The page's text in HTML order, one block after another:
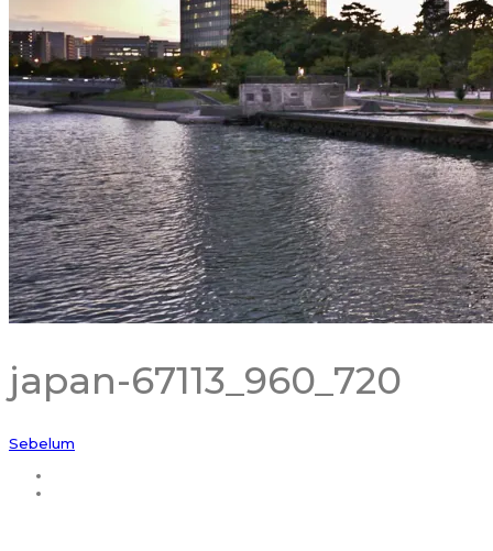
japan-67113_960_720
Sebelum